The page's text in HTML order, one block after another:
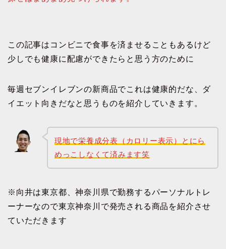
この記事はコンビニで食事を済ませることもあるけど
少しでも健康に配慮ができたらと思う方のために
毎週セブンイレブンの新商品でこれは健康的だな、ダ
イエット向きだなと思うものを紹介していきます。
現地で栄養成分表（カロリー表示）とにら
めっこしなくて済みます笑
※向井は東京都、神奈川県で勤務するパーソナルトレ
ーナーなので東京神奈川で発売される商品を紹介させ
ていただきます